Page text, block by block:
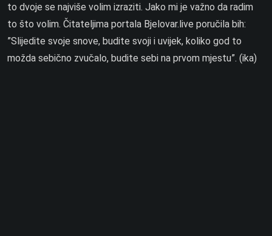
to dvoje se najviše volim izraziti. Jako mi je važno da radim
to što volim. Čitateljima portala Bjelovar.live poručila bih:
”Slijedite svoje snove, budite svoji i uvijek, koliko god to
možda sebično zvučalo, budite sebi na prvom mjestu”. (ika)